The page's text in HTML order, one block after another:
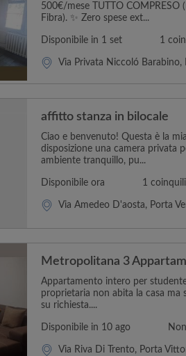
500€/mese TUTTO COMPRESO
Fibra). ✨ Zero spese ext...
Disponibile in 1 set 1
Via Privata Niccoló Barabino, Porta Vittoria-
affitto stanza in bilocale
Ciao e benvenuto! Questa è la
disposizione una camera privata
ambiente tranquillo, pu...
Disponibile ora 1
Via Amedeo D'aosta, Porta Venezia-
Metropolitana 3
Appartamento intero per
proprietaria non abita la casa ma
su richiesta....
Disponibile in 10 ago
Via Riva Di Trento, Porta Vittoria-Porta